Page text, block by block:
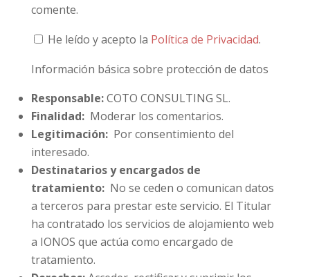
comente.
He leído y acepto la Política de Privacidad.
Información básica sobre protección de datos
Responsable:COTO CONSULTING SL.
Finalidad:Moderar los comentarios.
Legitimación:Por consentimiento del
interesado.
Destinatarios y encargados de
tratamiento:No se ceden o comunican datos
a terceros para prestar este servicio. El Titular
ha contratado los servicios de alojamiento web
a IONOS que actúa como encargado de
tratamiento.